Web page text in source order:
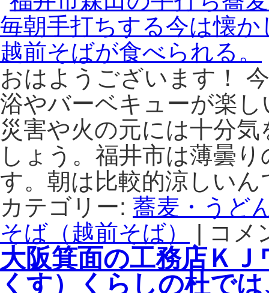
産
の
粗
挽
き
蕎
が
食
べ
ら
れ
る
井
そ
ば
使
の
あ
み
は、
限
定
食
の
石
臼
手
挽
せ
ら
季
おはようございます！
浴やバーベキューが楽
災害や火の元には十分
しょう。福井市は薄曇
す。朝は比較的涼しい
カテゴリー: 蕎麦・うど
そば（越前そば）
|
福
井
市
森
田
コメ
大阪箕面の工務店Ｋ
くす）くらしの杜で